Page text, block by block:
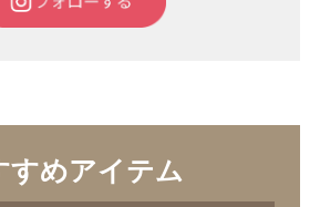
すめアイテム